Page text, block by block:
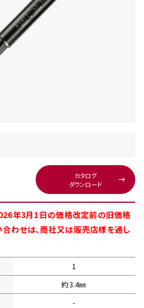
カタログ
ダウンロード
年3月1日の価格改定前の旧価格
合わせは、商社又は販売店様を通し
1
約3.4㎜
-